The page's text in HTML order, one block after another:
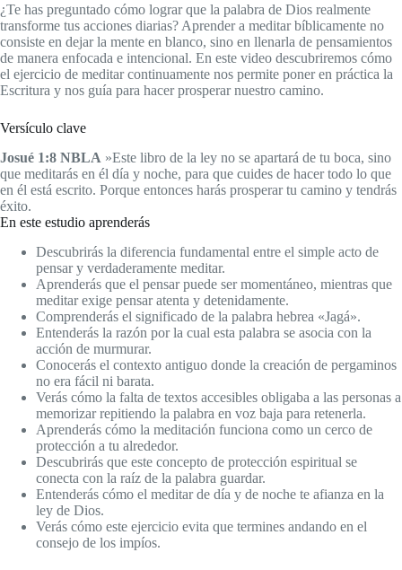
¿Te has preguntado cómo lograr que la palabra de Dios realmente
transforme tus acciones diarias? Aprender a meditar bíblicamente no
consiste en dejar la mente en blanco, sino en llenarla de pensamientos
de manera enfocada e intencional. En este video descubriremos cómo
el ejercicio de meditar continuamente nos permite poner en práctica la
Escritura y nos guía para hacer prosperar nuestro camino.
Versículo clave
Josué 1:8 NBLA »Este libro de la ley no se apartará de tu boca, sino
que meditarás en él día y noche, para que cuides de hacer todo lo que
en él está escrito. Porque entonces harás prosperar tu camino y tendrás
éxito.
En este estudio aprenderás
Descubrirás la diferencia fundamental entre el simple acto de
pensar y verdaderamente meditar.
Aprenderás que el pensar puede ser momentáneo, mientras que
meditar exige pensar atenta y detenidamente.
Comprenderás el significado de la palabra hebrea «Jagá».
Entenderás la razón por la cual esta palabra se asocia con la
acción de murmurar.
Conocerás el contexto antiguo donde la creación de pergaminos
no era fácil ni barata.
Verás cómo la falta de textos accesibles obligaba a las personas a
memorizar repitiendo la palabra en voz baja para retenerla.
Aprenderás cómo la meditación funciona como un cerco de
protección a tu alrededor.
Descubrirás que este concepto de protección espiritual se
conecta con la raíz de la palabra guardar.
Entenderás cómo el meditar de día y de noche te afianza en la
ley de Dios.
Verás cómo este ejercicio evita que termines andando en el
consejo de los impíos.